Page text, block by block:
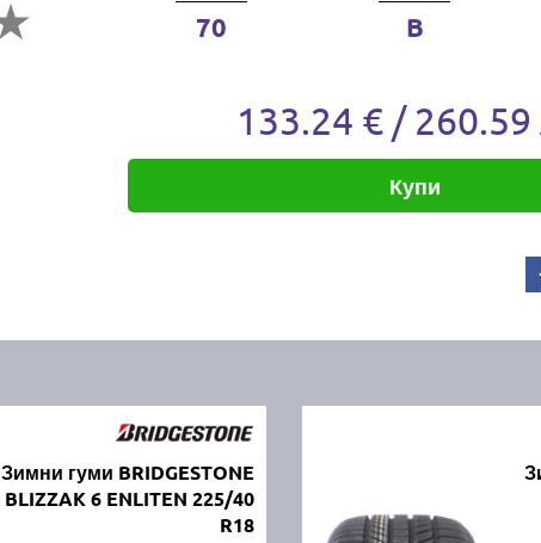
70 B
133.24 € / 260.59
Купи
Зимни гуми BRIDGESTONE
BLIZZAK 6 ENLITEN 225/40
R18